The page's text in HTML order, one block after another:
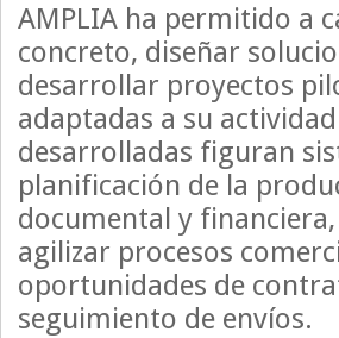
AMPLIA ha permitido a
concreto, diseñar
desarrollar proyectos
adaptadas a su
desarrolladas figuran
planificación de la
documental y
agilizar procesos
oportunidades de
seguimiento de envíos.